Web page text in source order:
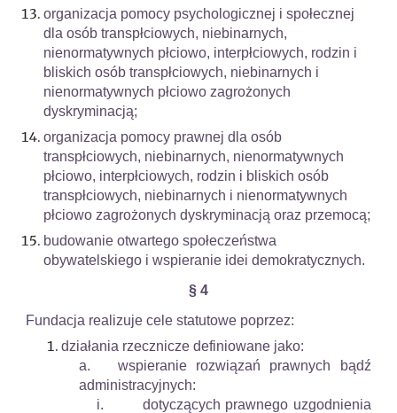
organizacja pomocy psychologicznej i społecznej
dla osób transpłciowych, niebinarnych,
nienormatywnych płciowo, interpłciowych, rodzin i
bliskich osób transpłciowych, niebinarnych i
nienormatywnych płciowo zagrożonych
dyskryminacją;
organizacja pomocy prawnej dla osób
transpłciowych, niebinarnych, nienormatywnych
płciowo, interpłciowych, rodzin i bliskich osób
transpłciowych, niebinarnych i nienormatywnych
płciowo zagrożonych dyskryminacją oraz przemocą;
budowanie otwartego społeczeństwa
obywatelskiego i wspieranie idei demokratycznych.
§ 4
Fundacja realizuje cele statutowe poprzez:
działania rzecznicze definiowane jako:
a. wspieranie rozwiązań prawnych bądź
administracyjnych:
i. dotyczących prawnego uzgodnienia